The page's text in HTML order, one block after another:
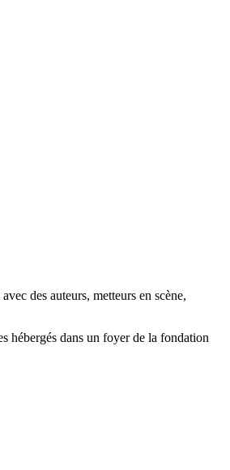
des auteurs, metteurs en scène,
hébergés dans un foyer de la fondation